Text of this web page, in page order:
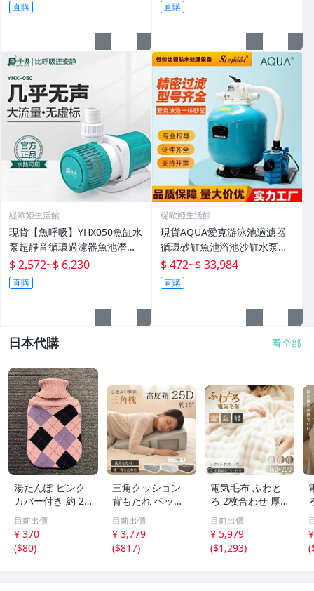
直購 直購
緹歐婭生活館
現貨【魚呼吸】YHX050魚缸水
泵超靜音循環過濾器魚池潛水
底吸變頻水陸
$ 2,572~$ 6,230
直購
緹歐婭生活館
現貨AQUA愛克游泳池過濾器
循環砂缸魚池浴池沙缸水泵一
體機水處理設備
$ 472~$ 33,984
直購
日本代購 看全部
湯たんぽ ピンク
カバー付き 約 20
センチ×30センチ
寝具 ゆたんぽ ユ
タンポ 防寒
目前出價
¥ 370
($80)
三角クッション
背もたれ ベッド
高反発 介護 逆流
性食道炎 三角枕
寝返り 洗濯 体位
変換 25D まくら
目前出價
¥ 3,779
($817)
電気毛布 ふわと
ろ 2枚合わせ 厚
手 ハーフ 洗える
電気敷き毛布 電
気ひざ掛け 敷き
毛布 掛け敷き電
目前出價
¥ 5,979
($1,293)
(